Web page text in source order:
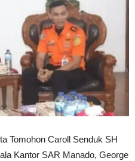
Tomohon Caroll Senduk SH
Kantor SAR Manado, George